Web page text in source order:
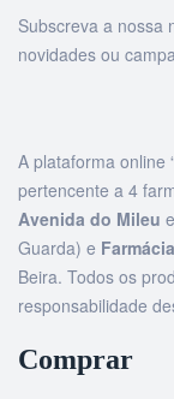
Subscreva a nossa
novidades ou
A plataforma online “
pertencente a 4
Avenida do Mileu e
Guarda) e
Beira. Todos os
responsabilidade
Comprar